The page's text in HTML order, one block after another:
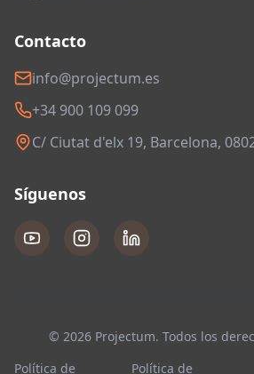
Contacto
info@projectum.es
+34 900 109 099
C/ Ciutat d'elx 19, Barcelona,
Síguenos
© 2026 Projectum. Todos los
Política de
Política de